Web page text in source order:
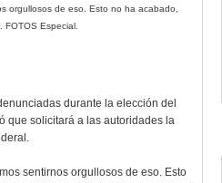
orgullosos de eso. Esto no ha acabado,
FOTOS Especial.
durante la elección del
que solicitará a las autoridades la
sentirnos orgullosos de eso. Esto